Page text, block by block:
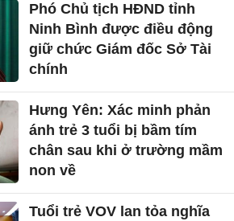
Phó Chủ tịch HĐND tỉnh
Ninh Bình được điều động
giữ chức Giám đốc Sở Tài
chính
Hưng Yên: Xác minh phản
ánh trẻ 3 tuổi bị bầm tím
chân sau khi ở trường mầm
non về
Tuổi trẻ VOV lan tỏa nghĩa